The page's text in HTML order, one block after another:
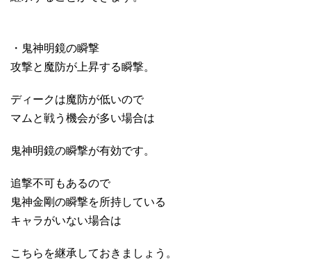
・鬼神明鏡の瞬撃
攻撃と魔防が上昇する瞬撃。
ディークは魔防が低いので
マムと戦う機会が多い場合は
鬼神明鏡の瞬撃が有効です。
追撃不可もあるので
鬼神金剛の瞬撃を所持している
キャラがいない場合は
こちらを継承しておきましょう。